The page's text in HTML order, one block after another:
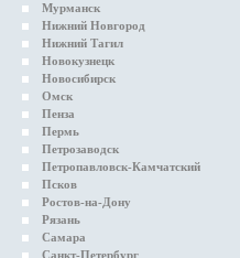
Мурманск
Нижний Новгород
Нижний Тагил
Новокузнецк
Новосибирск
Омск
Пенза
Пермь
Петрозаводск
Петропавловск-Камчатский
Псков
Ростов-на-Дону
Рязань
Самара
Санкт-Петербург